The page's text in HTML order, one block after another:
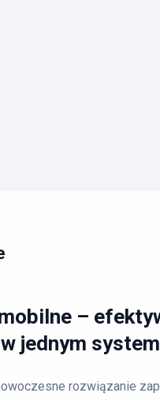
–
jednym
rozwiązanie